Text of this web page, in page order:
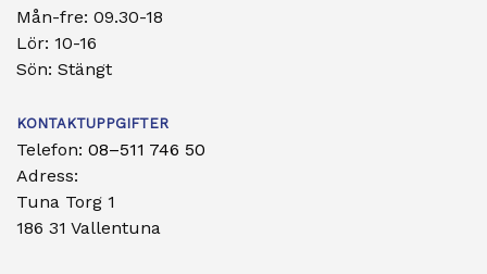
Mån-fre: 09.30-18
Lör: 10-16
Sön: Stängt
KONTAKTUPPGIFTER
Telefon: 08–511 746 50
Adress:
Tuna Torg 1
186 31 Vallentuna